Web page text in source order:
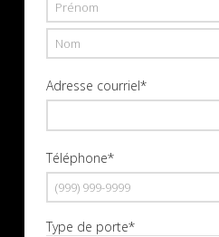
Prénom
Adresse courriel*
Téléphone*
Type de porte*